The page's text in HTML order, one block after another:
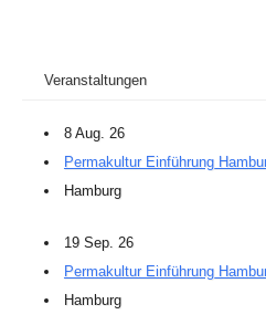
Veranstaltungen
8 Aug. 26
Permakultur Einführung
Hamburg
19 Sep. 26
Permakultur Einführung
Hamburg